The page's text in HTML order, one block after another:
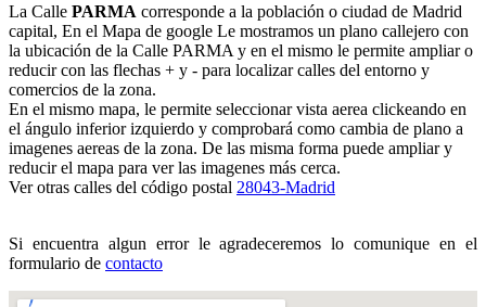
La Calle PARMA corresponde a la población o ciudad de Madrid
capital, En el Mapa de google Le mostramos un plano callejero con
la ubicación de la Calle PARMA y en el mismo le permite ampliar o
reducir con las flechas + y - para localizar calles del entorno y
comercios de la zona.
En el mismo mapa, le permite seleccionar vista aerea clickeando en
el ángulo inferior izquierdo y comprobará como cambia de plano a
imagenes aereas de la zona. De las misma forma puede ampliar y
reducir el mapa para ver las imagenes más cerca.
Ver otras calles del código postal 28043-Madrid
Si encuentra algun error le agradeceremos lo comunique en el
formulario de contacto